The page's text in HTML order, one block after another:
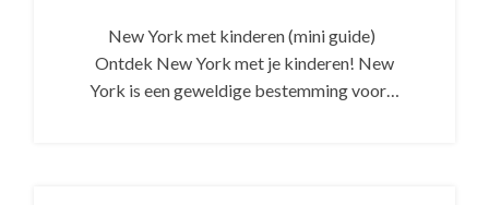
New York met kinderen (mini guide)
Ontdek New York met je kinderen! New
York is een geweldige bestemming voor…